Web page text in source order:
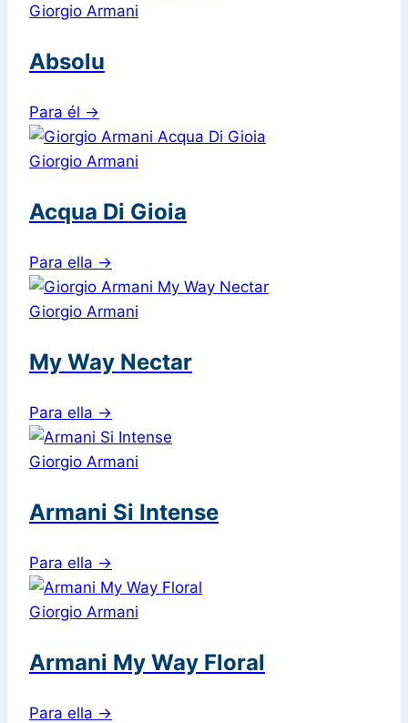
Giorgio Armani
Absolu
Para él →
Giorgio Armani
Acqua Di Gioia
Para ella →
Giorgio Armani
My Way Nectar
Para ella →
Giorgio Armani
Armani Si Intense
Para ella →
Giorgio Armani
Armani My Way Floral
Para ella →